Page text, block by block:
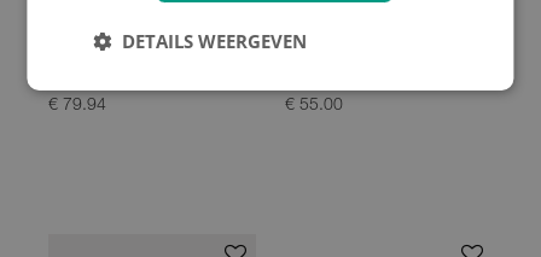
Vittoria Buitenband Corsa
€ 79.94
Pirelli Buitenband Scorpion
€ 55.00
DETAILS WEERGEVEN